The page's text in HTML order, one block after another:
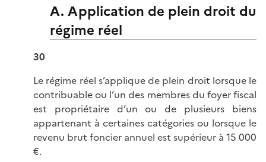
A. Application de plein droit du
régime réel
30
Le régime réel s’applique de plein droit lorsque le
contribuable ou l’un des membres du foyer fiscal
est propriétaire d’un ou de plusieurs biens
appartenant à certaines catégories ou lorsque le
revenu brut foncier annuel est supérieur à 15 000
€.